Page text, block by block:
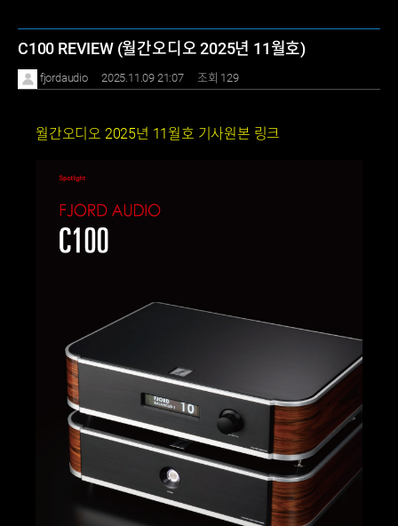
C100 REVIEW (월간오디오 2025년 11월호)
fjordaudio 2025.11.09 21:07 조회 129
월간오디오 2025년 11월호 기사원본 링크